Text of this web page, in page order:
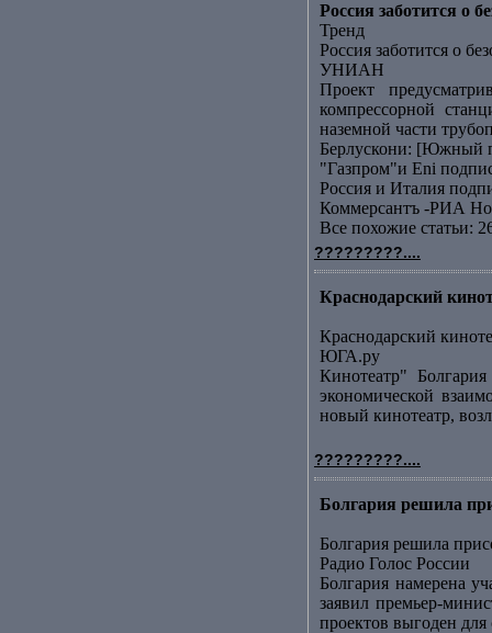
Россия заботится о
Тренд
Россия заботится о
УНИАН
Проект
компрессорной
наземной части
Берлускони: [Южный
"Газпром"и Еni
Россия и Италия
Коммерсантъ -РИА
Все похожие статьи:
?????????....
Краснодарский
Краснодарский
ЮГА.ру
Кинотеатр"
экономической
новый кинотеатр,
?????????....
Болгария решила
Болгария решила
Радио Голос России
Болгария намерена
заявил премьер-
проектов выгоден